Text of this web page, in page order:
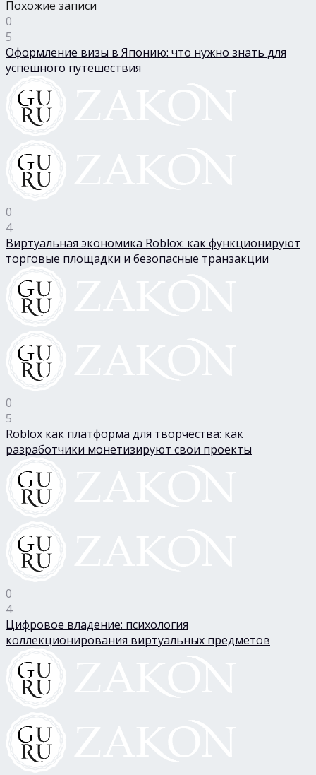
Похожие записи
0
5
Оформление визы в Японию: что нужно знать для
успешного путешествия
0
4
Виртуальная экономика Roblox: как функционируют
торговые площадки и безопасные транзакции
0
5
Roblox как платформа для творчества: как
разработчики монетизируют свои проекты
0
4
Цифровое владение: психология
коллекционирования виртуальных предметов